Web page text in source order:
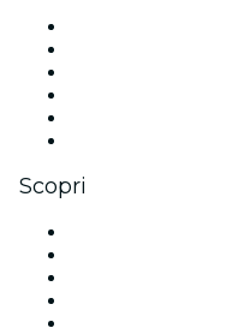
Scopri